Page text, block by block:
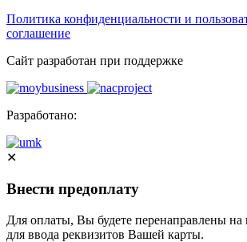
Политика конфиденциальности и
соглашение
Cайт разработан при поддержке
Разработано:
✕
Внести предоплату
Для оплаты, Вы будете перенаправлены
для ввода реквизитов Вашей карты.